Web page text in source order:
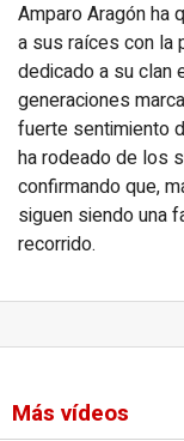
Amparo Aragón ha
a sus raíces con la
dedicado a su clan
generaciones
fuerte sentimiento
ha rodeado de los
confirmando que,
siguen siendo una
recorrido.
Más vídeos